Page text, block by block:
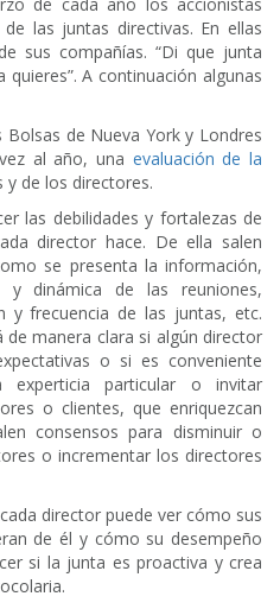
de cada año los accionistas
las juntas directivas. En ellas
sus compañías. “Di que junta
A continuación algunas
de Nueva York y Londres
al año, una evaluación de la
y de los directores.
las debilidades y fortalezas de
director hace. De ella salen
se presenta la información,
dinámica de las reuniones,
y frecuencia de las juntas, etc.
de manera clara si algún director
o si es conveniente
experticia particular o invitar
o clientes, que enriquezcan
consensos para disminuir o
o incrementar los directores
director puede ver cómo sus
de él y cómo su desempeño
si la junta es proactiva y crea